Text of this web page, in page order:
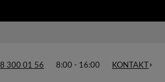
300 01 56 8:00 - 16:00 KONTAKT